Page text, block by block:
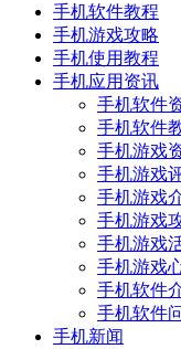
手机软件教程
手机游戏攻略
手机使用教程
手机应用资讯
手机软件
手机软件
手机游戏
手机游戏
手机游戏
手机游戏
手机游戏
手机游戏
手机软件
手机软件
手机新闻